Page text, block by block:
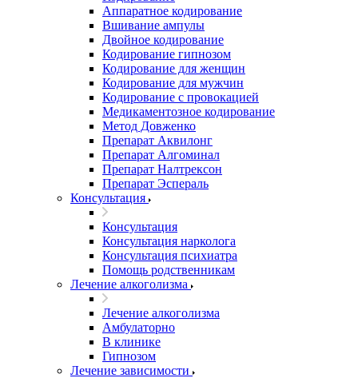
Аппаратное кодирование
Вшивание ампулы
Двойное кодирование
Кодирование гипнозом
Кодирование для женщин
Кодирование для мужчин
Кодирование с провокацией
Медикаментозное кодирование
Метод Довженко
Препарат Аквилонг
Препарат Алгоминал
Препарат Налтрексон
Препарат Эспераль
Консультация
Консультация
Консультация нарколога
Консультация психиатра
Помощь родственникам
Лечение алкоголизма
Лечение алкоголизма
Амбулаторно
В клинике
Гипнозом
Лечение зависимости